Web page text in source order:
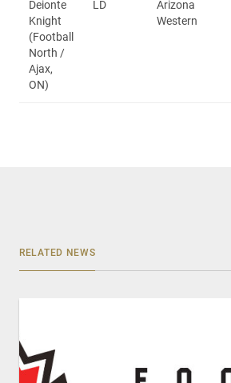
Deionte
Knight
(Football
North /
Ajax,
ON)
LD
Arizona
Western
RELATED NEWS